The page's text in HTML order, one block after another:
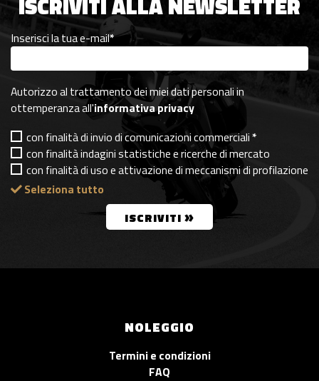
Inserisci la tua e-mail*
Autorizzo al trattamento dei miei dati personali in
ottemperanza all'informativa privacy
con finalità di invio di comunicazioni commerciali*
con finalità indagini statistiche e ricerche di mercato
con finalità di uso e attivazione di meccanismi di profilazione
Seleziona tutto
ISCRIVITI »
NOLEGGIO
Termini e condizioni
FAQ